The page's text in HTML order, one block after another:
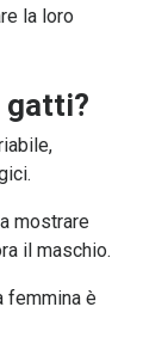
la loro
gatti?
mostrare
il maschio.
femmina è